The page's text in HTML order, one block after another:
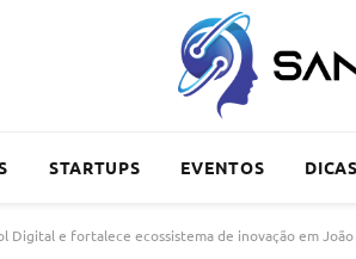
STARTUPS EVENTOS DICAS
Digital e fortalece ecossistema de inovação em João